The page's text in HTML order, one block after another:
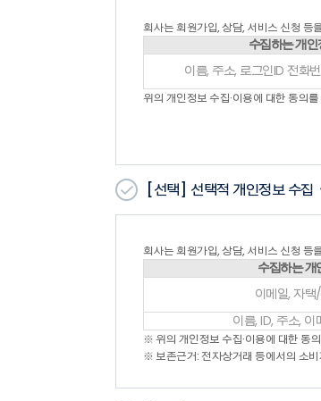
본 약관에 명시되지 않은 사항은 전
제4조 (용어의 정의)
1. 본 약관에서 사용하는 용어의 정
- “회원”이라 함은 회사의 “서비
- “아이디(ID)”라 함은 “회원”의 식
- “비밀번호”라 함은 “회원”이 부
- “게시물”이라 함은 “회원”이 “서
의미합니다.
- “해지”라 함은 회사 또는 회원이
2. 본 약관에서 사용하는 용어 중
제2장 서비스 이용계약
1. “회원”이 되고자 하는 자(이하 “
2. “가입신청자”가 약관의 내용을
제6조 (이용신청의 승낙)
1. “회사”는 “가입신청자”의 신청
회사는 회원가입, 상담, 서비스 신청 등
수집하는 개
이름, 주소, 로그인ID 전화
위의 개인정보 수집·이용에 대한 동의
[선택] 선택적 개인정보 수집
회사는 회원가입, 상담, 서비스 신청 등
수집하는 개
이메일, 자
이름, ID, 주소,
※ 위의 개인정보 수집·이용에 대한 동
※ 보존근거: 전자상거래 등에서의 소